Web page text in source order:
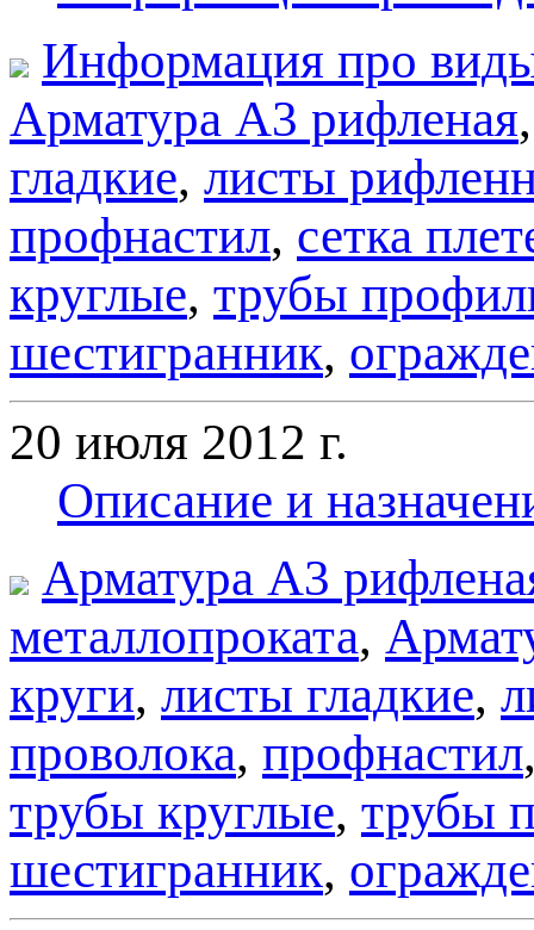
Информация про
Арматура А3 рифленая
гладкие, листы
профнастил, сетка
круглые, трубы
шестигранник,
20 июля 2012 г.
Описание и
Арматура А3
металлопроката,
круги, листы гладкие,
проволока, профнастил
трубы круглые, трубы
шестигранник,